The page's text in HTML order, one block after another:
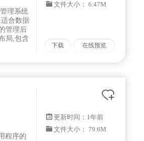
理系统
合数据
管理后
局,包含
文件大小： 6.47M
下载 在线预览
程序的
更新时间： 1年前
文件大小： 79.6M